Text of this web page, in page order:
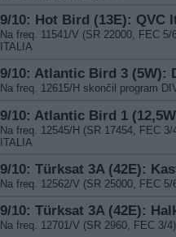
9/10: Hot Bird (13E): QVC
Na freq. 11541/V (SR 22000, FEC
ITALIA
9/10: Atlantic Bird 3 (5W):
Na freq. 12615/H skončil program
9/10: Atlantic Bird 1
Na freq. 12545/H (SR 17454, FEC
ITALIA
9/10: Türksat 3A (42E):
Na freq. 12562/V (SR 25000, FEC
9/10: Türksat 3A (42E):
Na freq. 12701/V (SR 2960, FEC 3/